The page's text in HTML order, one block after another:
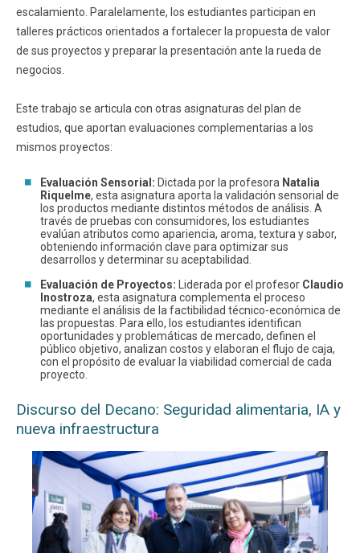
escalamiento. Paralelamente, los estudiantes participan en
talleres prácticos orientados a fortalecer la propuesta de valor
de sus proyectos y preparar la presentación ante la rueda de
negocios.
Este trabajo se articula con otras asignaturas del plan de
estudios, que aportan evaluaciones complementarias a los
mismos proyectos:
Evaluación Sensorial: Dictada por la profesora Natalia
Riquelme, esta asignatura aporta la validación sensorial de
los productos mediante distintos métodos de análisis. A
través de pruebas con consumidores, los estudiantes
evalúan atributos como apariencia, aroma, textura y sabor,
obteniendo información clave para optimizar sus
desarrollos y determinar su aceptabilidad.
Evaluación de Proyectos: Liderada por el profesor Claudio
Inostroza, esta asignatura complementa el proceso
mediante el análisis de la factibilidad técnico-económica de
las propuestas. Para ello, los estudiantes identifican
oportunidades y problemáticas de mercado, definen el
público objetivo, analizan costos y elaboran el flujo de caja,
con el propósito de evaluar la viabilidad comercial de cada
proyecto.
Discurso del Decano: Seguridad alimentaria, IA y
nueva infraestructura